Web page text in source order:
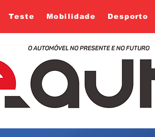
Teste Mobilidade Desporto